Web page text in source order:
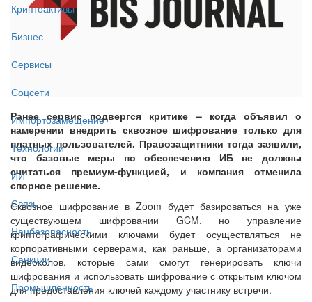
Криптоактивы
Бизнес
Сервисы
Соцсети
Импортозамещение
Технологии
ИИ
Связь
Нацбезопасность
Санкции
Промышленность
Ранее сервис подвергся критике – когда объявил о
намерении внедрить сквозное шифрование только для
платных пользователей. Правозащитники тогда заявили,
что базовые меры по обеспечению ИБ не должны
считаться премиум-функцией, и компания отменила
спорное решение.
Сквозное шифрование в Zoom будет базироваться на уже
существующем шифровании GCM, но управление
криптографическими ключами будет осуществляться не
корпоративными серверами, как раньше, а организаторами
видеоколов, которые сами смогут генерировать ключи
шифрования и использовать шифрование с открытым ключом
для предоставления ключей каждому участнику встречи.